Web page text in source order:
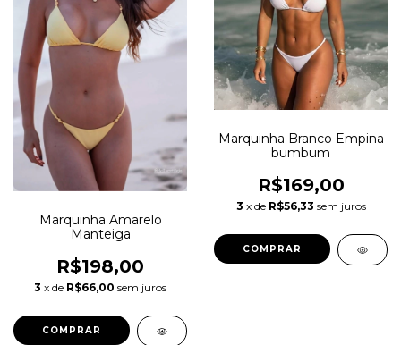
Marquinha Amarelo
Manteiga
R$198,00
3 x de R$66,00 sem juros
COMPRAR
Marquinha Branco Empina
bumbum
R$169,00
3 x de R$56,33 sem juros
COMPRAR